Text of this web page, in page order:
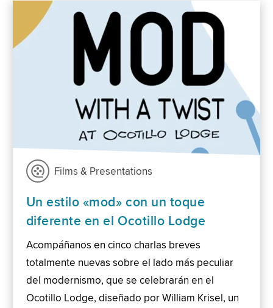
Films & Presentations
Un estilo «mod» con un toque
diferente en el Ocotillo Lodge
Acompáñanos en cinco charlas breves
totalmente nuevas sobre el lado más peculiar
del modernismo, que se celebrarán en el
Ocotillo Lodge, diseñado por William Krisel, un